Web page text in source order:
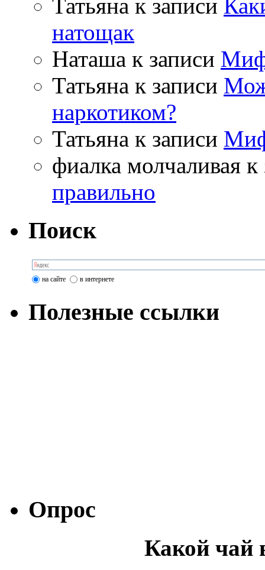
Татьяна к записи
натощак
Наташа к записи
Татьяна к записи
наркотиком?
Татьяна к записи
фиалка молчаливая к
правильно
Поиск
на сайте в интернете
Полезные ссылки
Опрос
Какой чай